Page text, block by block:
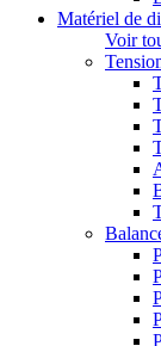
Matériel de
Voir